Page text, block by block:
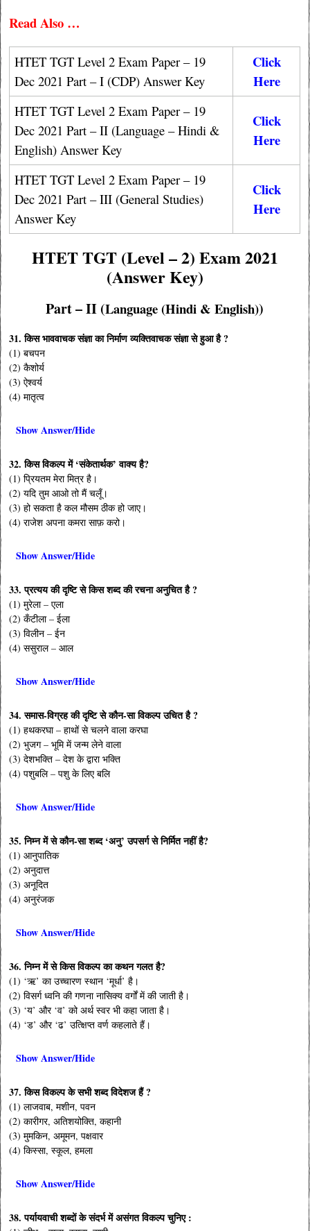
Read Also …
HTET TGT Level 2 Exam Paper – 19
Dec 2021 Part – I (CDP) Answer Key
Click
Here
HTET TGT Level 2 Exam Paper – 19
Dec 2021 Part – II (Language – Hindi &
English) Answer Key
Click
Here
HTET TGT Level 2 Exam Paper – 19
Dec 2021 Part – III (General Studies)
Answer Key
Click
Here
HTET TGT (Level – 2) Exam 2021
(Answer Key)
Part – II (Language (Hindi & English))
31. किस भाववाचक संज्ञा का निर्माण व्यक्तिवाचक संज्ञा से हुआ है ?
(1) बचपन
(2) कैशोर्य
(3) ऐश्वर्य
(4) मातृत्व
Show Answer/Hide
32. किस विकल्प में ‘संकेतार्थक’ वाक्य है?
(1) प्रियतम मेरा मित्र है।
(2) यदि तुम आओ तो मैं चलूँ।
(3) हो सकता है कल मौसम ठीक हो जाए।
(4) राजेश अपना कमरा साफ़ करो।
Show Answer/Hide
33. प्रत्यय की दृष्टि से किस शब्द की रचना अनुचित है ?
(1) मुरेला – एला
(2) कँटीला – ईला
(3) विलीन – ईन
(4) ससुराल – आल
Show Answer/Hide
34. समास-विग्रह की दृष्टि से कौन-सा विकल्प उचित है ?
(1) हथकरघा – हाथों से चलने वाला करघा
(2) भुजग – भूमि में जन्म लेने वाला
(3) देशभक्ति – देश के द्वारा भक्ति
(4) पशुबलि – पशु के लिए बलि
Show Answer/Hide
35. निम्न में से कौन-सा शब्द ‘अनु’ उपसर्ग से निर्मित नहीं है?
(1) आनुपातिक
(2) अनुदात्त
(3) अनूदित
(4) अनुरंजक
Show Answer/Hide
36. निम्न में से किस विकल्प का कथन गलत है?
(1) ‘ऋ’ का उच्चारण स्थान ‘मूर्धा’ है।
(2) विसर्ग ध्वनि की गणना नासिक्य वर्गों में की जाती है।
(3) ‘य’ और ‘व’ को अर्थ स्वर भी कहा जाता है।
(4) ‘ड’ और ‘ढ’ उत्क्षिप्त वर्ण कहलाते हैं।
Show Answer/Hide
37. किस विकल्प के सभी शब्द विदेशज हैं ?
(1) लाजवाब, मशीन, पवन
(2) कारीगर, अतिशयोक्ति, कहानी
(3) मुमकिन, अमूमन, पक्षवार
(4) किस्सा, स्कूल, हमला
Show Answer/Hide
38. पर्यायवाची शब्दों के संदर्भ में असंगत विकल्प चुनिए :